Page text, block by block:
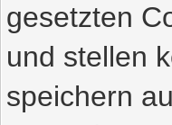
gesetzten
und stellen
speichern